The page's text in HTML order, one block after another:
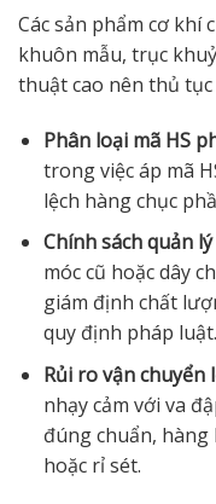
Các sản phẩm cơ khí
khuôn mẫu, trục
thuật cao nên thủ
Phân loại mã HS
trong việc áp mã
lệch hàng chục
Chính sách quản
móc cũ hoặc dây
giám định chất
quy định pháp luật.
Rủi ro vận chuyển
nhạy cảm với va
đúng chuẩn, hàng
hoặc rỉ sét.